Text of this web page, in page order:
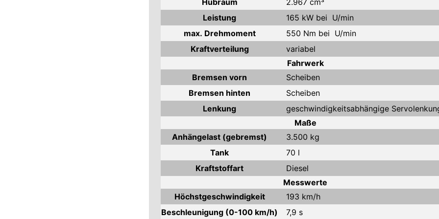
Hubraum
2.967 cm³
Leistung
165 kW bei U/min
max. Drehmoment
550 Nm bei U/min
Kraftverteilung
variabel
Fahrwerk
Bremsen vorn
Scheiben
Bremsen hinten
Scheiben
Lenkung
geschwindigkeitsabhängige
Maße
Anhängelast (gebremst)
3.500 kg
Tank
70 l
Kraftstoffart
Diesel
Messwerte
Höchstgeschwindigkeit
193 km/h
Beschleunigung (0-100 km/h)
7,9 s